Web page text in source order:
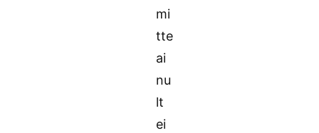
mi
tte
ai
nu
lt
ei